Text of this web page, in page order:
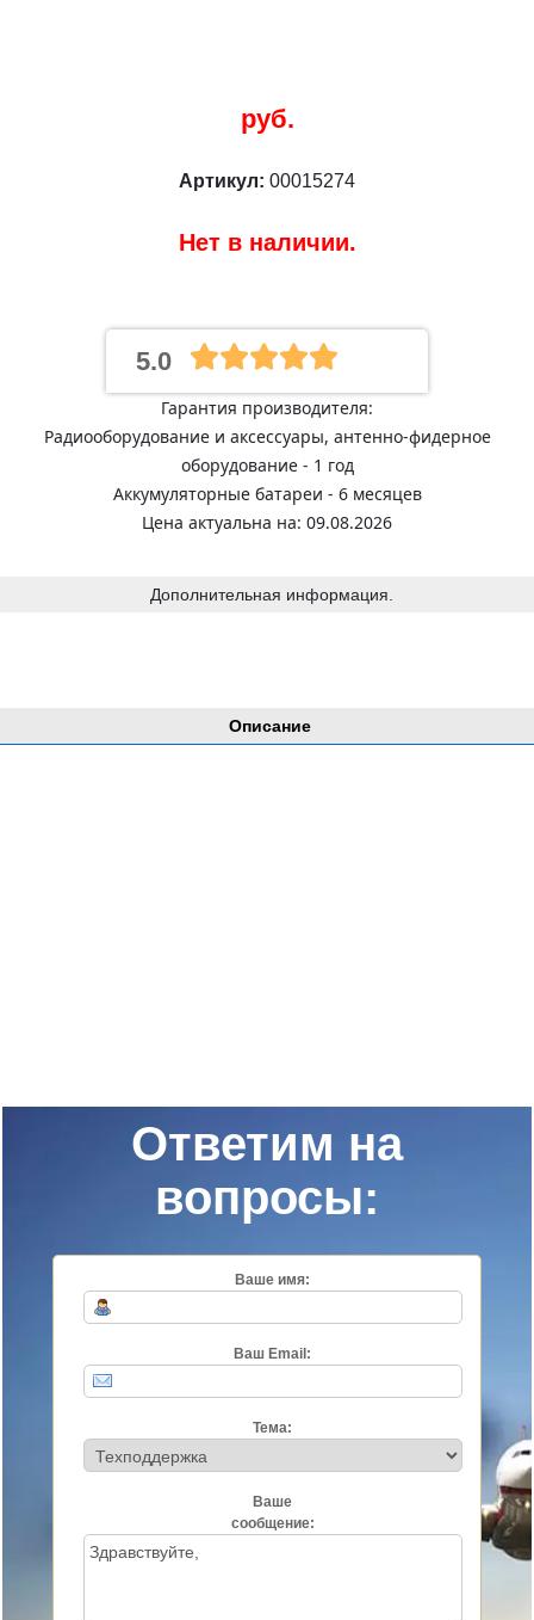
Описание
руб.
Артикул: 00015274
Нет в наличии.
5.0
Гарантия производителя:
Радиооборудование и аксессуары, антенно-фидерное
оборудование - 1 год
Аккумуляторные батареи - 6 месяцев
Цена актуальна на: 09.08.2026
Дополнительная информация.
Ответим на
вопросы:
Ваше имя:
Ваш Email:
Тема:
Ваше
сообщение: